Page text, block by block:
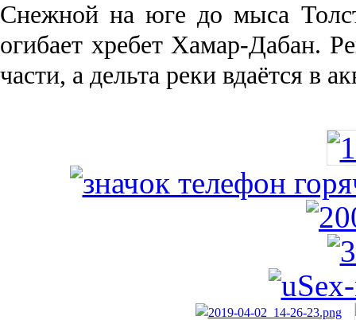
Снежной на юге до мыса
огибает хребет Хамар-Дабан.
части, а дельта реки вда­ётся в